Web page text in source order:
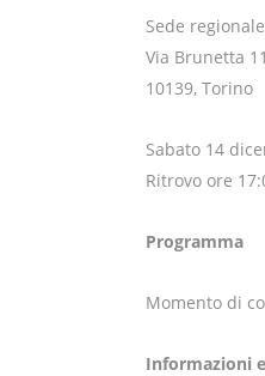
Sede
Via Brunetta
10139, Torino
Sabato 14
Ritrovo ore
Programma
Momento di
Informazioni